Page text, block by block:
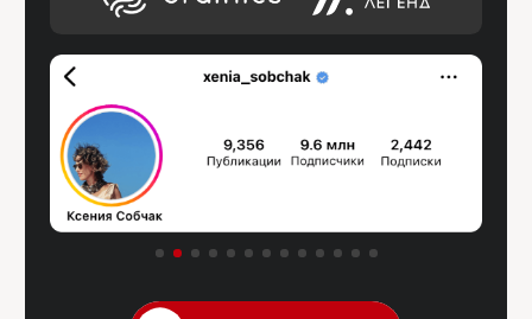
От вас нужно
только 3 часа,
остальное
мы сделаем сами.
Мы самостоятельно исследуем рынок,
пишем текст, делаем дизайн, вёрстку
и визуализацию (Ai), настраиваем SEO — от
вас нужно только ответить на наши вопросы